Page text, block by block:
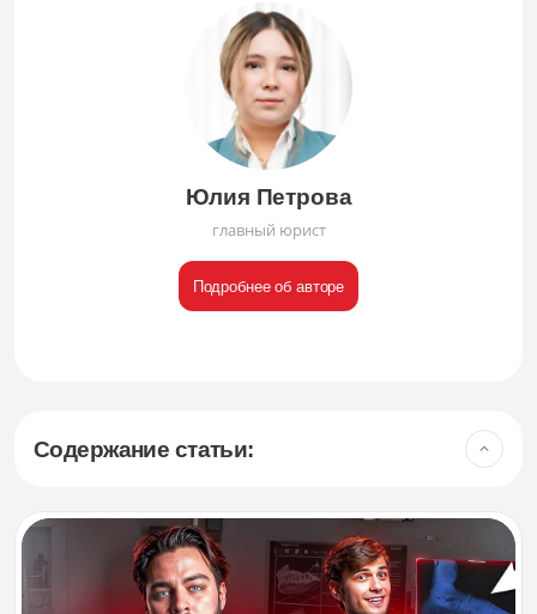
Юлия Петрова
главный юрист
Подробнее об авторе
Содержание статьи: